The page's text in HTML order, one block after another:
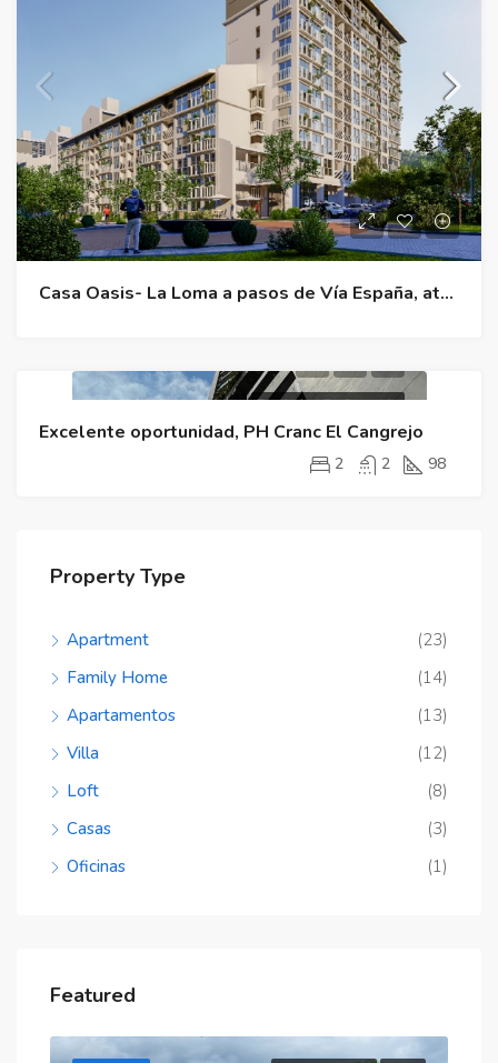
Casa Oasis- La Loma a pasos de Vía España, atrás del Hospital San Fernando
Propiedad De Segunda
Excelente oportunidad, PH Cranc El Cangrejo
2 2 98
Property Type
Apartment
(23)
Family Home
(14)
Apartamentos
(13)
Villa
(12)
Loft
(8)
Casas
(3)
Oficinas
(1)
Featured